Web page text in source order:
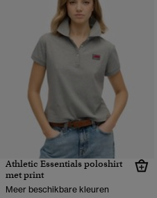
Athletic Essentials poloshirt
met print
Meer beschikbare kleuren